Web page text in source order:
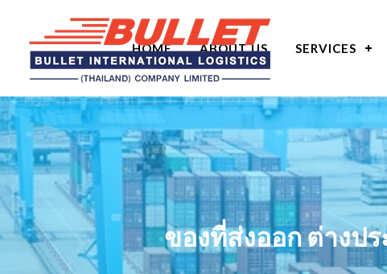
HOME ABOUT US SERVICES
ของที่ส่งออก ต่างป